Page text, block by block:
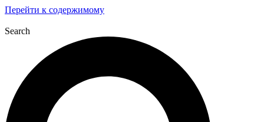
Перейти к содержимому
Search